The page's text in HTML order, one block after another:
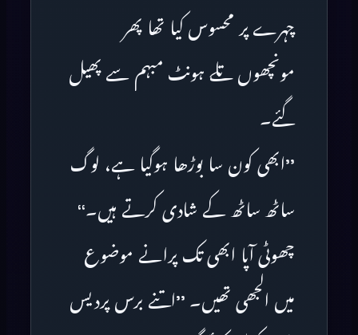
چہرے پر محسوس کیا تھا پھر
مونچھوں تلے ہونٹ مبہم سے پھیل
گئے۔
’’ابھی کون سا بوڑھا ہوگیا ہے، لوگ
ساٹھ ساٹھ کے شادی کرتے ہیں۔‘‘
چھوٹی آپا ابھی تک پرانے موضوع
میں الجھی تھیں۔ ’’اتنے برس پردیس